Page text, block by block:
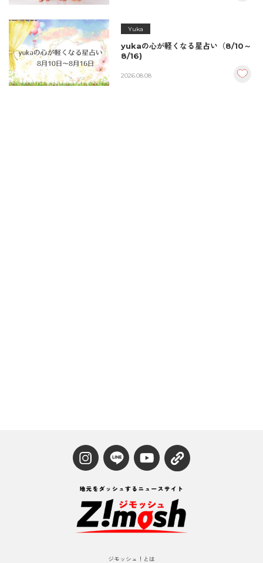
Yuka
yukaの心が軽くなる星占い（8/10～
8/16)
2026.08.08
ジモッシュ！とは